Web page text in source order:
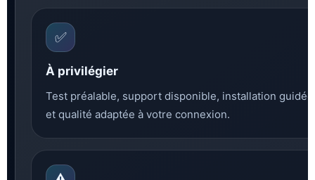
✅
À privilégier
Test préalable, support disponible, installation
et qualité adaptée à votre connexion.